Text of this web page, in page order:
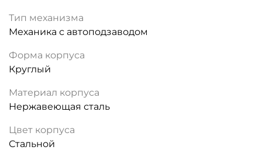
Тип механизма
Механика с автоподзаводом
Форма корпуса
Круглый
Материал корпуса
Нержавеющая сталь
Цвет корпуса
Стальной